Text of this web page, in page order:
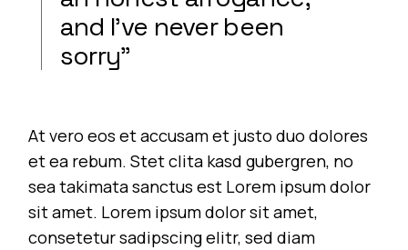
and I’ve never been
sorry”
At vero eos et accusam et justo duo dolores
et ea rebum. Stet clita kasd gubergren, no
sea takimata sanctus est Lorem ipsum dolor
sit amet. Lorem ipsum dolor sit amet,
consetetur sadipscing elitr, sed diam